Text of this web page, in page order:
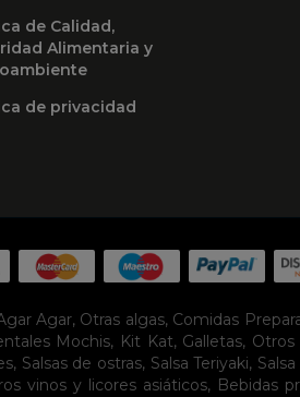
de Calidad,
Alimentaria y
de privacidad
Agar, Otras algas, Comidas
Mochis, Kit Kat, Galletas, Otros
, Salsas de ostras, Salsa Teriyaki,
vinos y licores asiáticos, Bebidas